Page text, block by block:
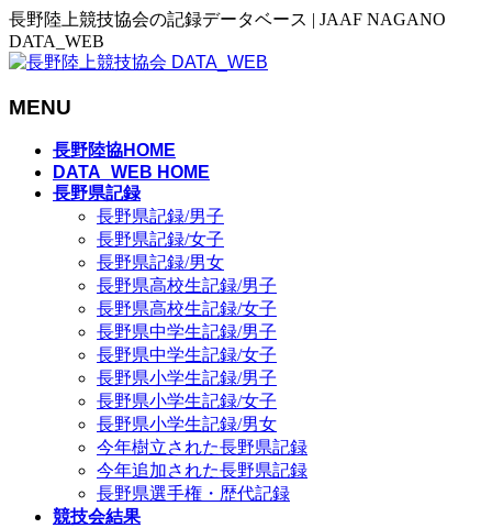
長野陸上競技協会の記録データベース | JAAF NAGANO
DATA_WEB
MENU
長野陸協HOME
DATA_WEB HOME
長野県記録
長野県記録/男子
長野県記録/女子
長野県記録/男女
長野県高校生記録/男子
長野県高校生記録/女子
長野県中学生記録/男子
長野県中学生記録/女子
長野県小学生記録/男子
長野県小学生記録/女子
長野県小学生記録/男女
今年樹立された長野県記録
今年追加された長野県記録
長野県選手権・歴代記録
競技会結果